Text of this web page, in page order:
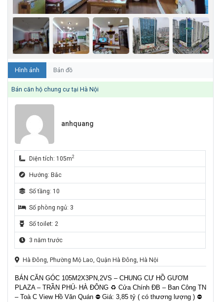
Hình ảnh Bản đồ
Bán căn hộ chung cư tại Hà Nội
anhquang
Diện tích: 105m2
Hướng: Bắc
Số tầng: 10
Số phòng ngủ: 3
Số toilet: 2
3 năm trước
Hà Đông, Phường Mộ Lao, Quận Hà Đông, Hà Nội
BÁN CĂN GÓC 105M2X3PN,2VS – CHUNG CƯ HỒ GƯƠM
PLAZA – TRẦN PHÚ- HÀ ĐÔNG ♻ Cửa Chính ĐB – Ban Công TN
– Toà C View Hồ Văn Quán ⛔ Giá: 3,85 tỷ ( có thương lượng ) ⛔